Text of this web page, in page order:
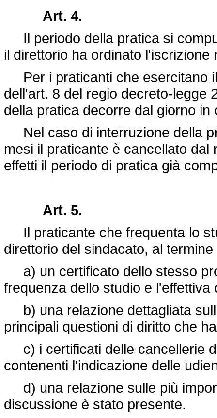
Art. 4.
Il periodo della pratica si
il direttorio ha ordinato l'iscrizione
Per i praticanti che esercitano
dell'art. 8 del regio decreto-legge
della pratica decorre dal giorno
Nel caso di interruzione della
mesi il praticante è cancellato
effetti il periodo di pratica già
Art. 5.
Il praticante che frequenta lo
direttorio del sindacato, al
a) un certificato dello stesso
frequenza dello studio e l'effettiva
b) una relazione dettagliata
principali questioni di diritto che
c) i certificati delle cancellerie
contenenti l'indicazione delle
d) una relazione sulle più
discussione è stato presente.